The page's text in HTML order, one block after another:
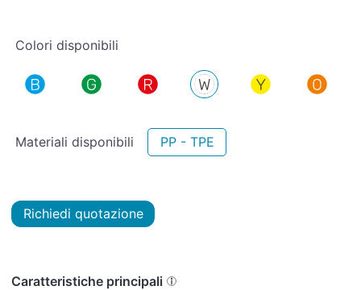
Colori disponibili
Materiali disponibili PP - TPE
Richiedi quotazione
Caratteristiche principali